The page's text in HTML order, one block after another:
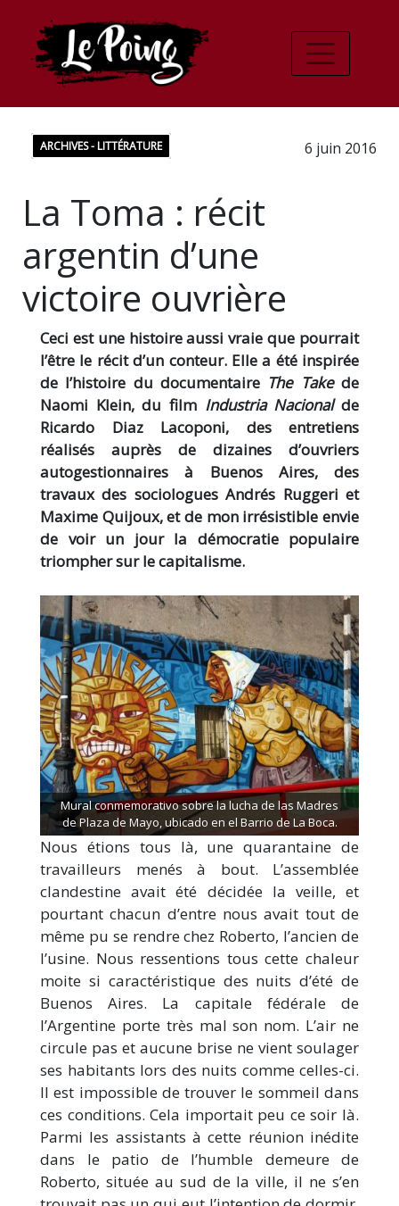
ARCHIVES - LITTÉRATURE 6 juin 2016
La Toma : récit
argentin d’une
victoire ouvrière
Ceci est une histoire aussi vraie que pourrait
l’être le récit d’un conteur. Elle a été inspirée
de l’histoire du documentaire The Takede
Naomi Klein, du film Industria Nacionalde
Ricardo Diaz Lacoponi, des entretiens
réalisés auprès de dizaines d’ouvriers
autogestionnaires à Buenos Aires, des
travaux des sociologues Andrés Ruggeri et
Maxime Quijoux, et de mon irrésistible envie
de voir un jour la démocratie populaire
triompher sur le capitalisme.
Mural conmemorativo sobre la lucha de las Madres
de Plaza de Mayo, ubicado en el Barrio de La Boca.
Nous étions tous là, une quarantaine de
travailleurs menés à bout. L’assemblée
clandestine avait été décidée la veille, et
pourtant chacun d’entre nous avait tout de
même pu se rendre chez Roberto, l’ancien de
l’usine. Nous ressentions tous cette chaleur
moite si caractéristique des nuits d’été de
Buenos Aires. La capitale fédérale de
l’Argentine porte très mal son nom. L’air ne
circule pas et aucune brise ne vient soulager
ses habitants lors des nuits comme celles-ci.
Il est impossible de trouver le sommeil dans
ces conditions. Cela importait peu ce soir là.
Parmi les assistants à cette réunion inédite
dans le patio de l’humble demeure de
Roberto, située au sud de la ville, il ne s’en